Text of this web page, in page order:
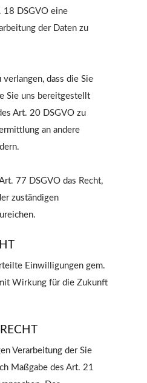
18 DSGVO eine
der Daten zu
verlangen, dass die Sie
Sie uns bereitgestellt
Art. 20 DSGVO zu
an andere
77 DSGVO das Recht,
zuständigen
Einwilligungen gem.
Wirkung für die Zukunft
Verarbeitung der Sie
Maßgabe des Art. 21